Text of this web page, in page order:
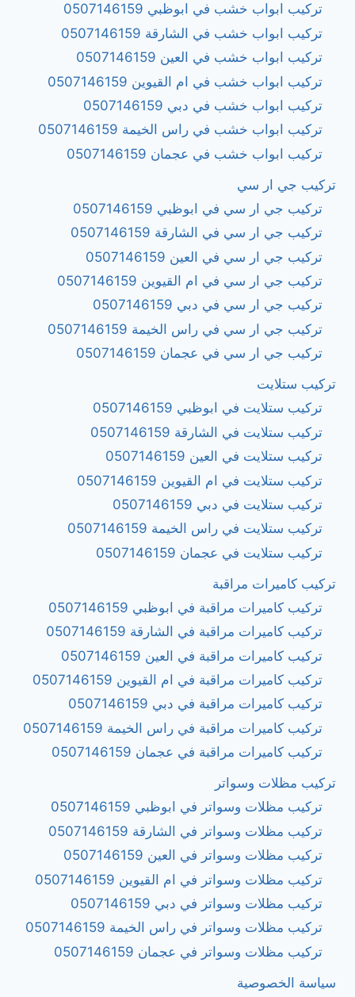
تركيب ابواب خشب في ابوظبي 0507146159
تركيب ابواب خشب في الشارقة 0507146159
تركيب ابواب خشب في العين 0507146159
تركيب ابواب خشب في ام القيوين 0507146159
تركيب ابواب خشب في دبي 0507146159
تركيب ابواب خشب في راس الخيمة 0507146159
تركيب ابواب خشب في عجمان 0507146159
تركيب جي ار سي
تركيب جي ار سي في ابوظبي 0507146159
تركيب جي ار سي في الشارقة 0507146159
تركيب جي ار سي في العين 0507146159
تركيب جي ار سي في ام القيوين 0507146159
تركيب جي ار سي في دبي 0507146159
تركيب جي ار سي في راس الخيمة 0507146159
تركيب جي ار سي في عجمان 0507146159
تركيب ستلايت
تركيب ستلايت في ابوظبي 0507146159
تركيب ستلايت في الشارقة 0507146159
تركيب ستلايت في العين 0507146159
تركيب ستلايت في ام القيوين 0507146159
تركيب ستلايت في دبي 0507146159
تركيب ستلايت في راس الخيمة 0507146159
تركيب ستلايت في عجمان 0507146159
تركيب كاميرات مراقبة
تركيب كاميرات مراقبة في ابوظبي 0507146159
تركيب كاميرات مراقبة في الشارقة 0507146159
تركيب كاميرات مراقبة في العين 0507146159
تركيب كاميرات مراقبة في ام القيوين 0507146159
تركيب كاميرات مراقبة في دبي 0507146159
تركيب كاميرات مراقبة في راس الخيمة 0507146159
تركيب كاميرات مراقبة في عجمان 0507146159
تركيب مظلات وسواتر
تركيب مظلات وسواتر في ابوظبي 0507146159
تركيب مظلات وسواتر في الشارقة 0507146159
تركيب مظلات وسواتر في العين 0507146159
تركيب مظلات وسواتر في ام القيوين 0507146159
تركيب مظلات وسواتر في دبي 0507146159
تركيب مظلات وسواتر في راس الخيمة 0507146159
تركيب مظلات وسواتر في عجمان 0507146159
سياسة الخصوصية